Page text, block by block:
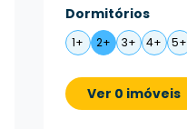
Dormitórios
1+ 2+ 3+ 4+ 5+
Ver 0 imóveis